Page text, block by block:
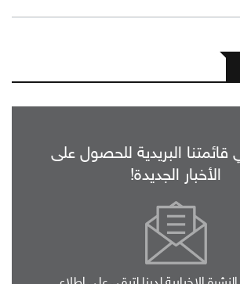
البريدية للحصول على
الأخبار الجديدة!